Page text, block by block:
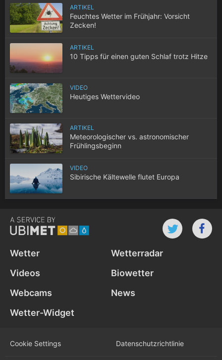
ARTIKEL
Feuchtes Wetter im Frühjahr: Vorsicht
Zecken!
ARTIKEL
10 Tipps für einen guten Schlaf trotz Hitze
VIDEO
Heutiges Wettervideo
ARTIKEL
Meteorologischer vs. astronomischer
Frühlingsbeginn
VIDEO
Sibirische Kältewelle flutet Europa
Wetter
Wetterradar
Videos
Biowetter
Webcams
News
Wetter-Widget
Cookie Settings Datenschutz­richtlinie